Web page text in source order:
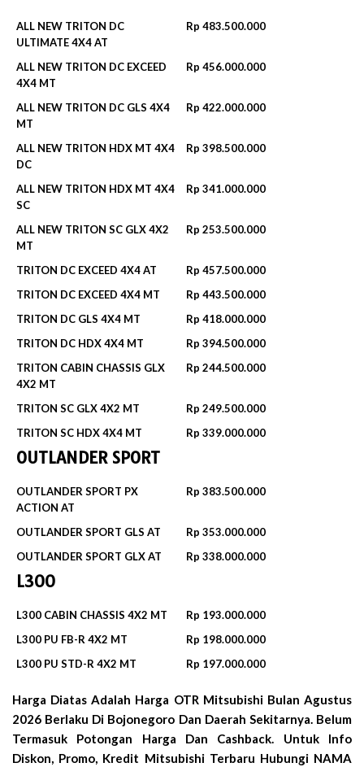
ALL NEW TRITON DC
ULTIMATE 4X4 AT
Rp 483.500.000
ALL NEW TRITON DC EXCEED
4X4 MT
Rp 456.000.000
ALL NEW TRITON DC GLS 4X4
MT
Rp 422.000.000
ALL NEW TRITON HDX MT 4X4
DC
Rp 398.500.000
ALL NEW TRITON HDX MT 4X4
SC
Rp 341.000.000
ALL NEW TRITON SC GLX 4X2
MT
Rp 253.500.000
TRITON DC EXCEED 4X4 AT
Rp 457.500.000
TRITON DC EXCEED 4X4 MT
Rp 443.500.000
TRITON DC GLS 4X4 MT
Rp 418.000.000
TRITON DC HDX 4X4 MT
Rp 394.500.000
TRITON CABIN CHASSIS GLX
4X2 MT
Rp 244.500.000
TRITON SC GLX 4X2 MT
Rp 249.500.000
TRITON SC HDX 4X4 MT
Rp 339.000.000
OUTLANDER SPORT
OUTLANDER SPORT PX
ACTION AT
Rp 383.500.000
OUTLANDER SPORT GLS AT
Rp 353.000.000
OUTLANDER SPORT GLX AT
Rp 338.000.000
L300
L300 CABIN CHASSIS 4X2 MT
Rp 193.000.000
L300 PU FB-R 4X2 MT
Rp 198.000.000
L300 PU STD-R 4X2 MT
Rp 197.000.000
Harga Diatas Adalah Harga OTR Mitsubishi Bulan Agustus
2026 Berlaku Di Bojonegoro Dan Daerah Sekitarnya. Belum
Termasuk Potongan Harga Dan Cashback. Untuk Info
Diskon, Promo, Kredit Mitsubishi Terbaru Hubungi NAMA